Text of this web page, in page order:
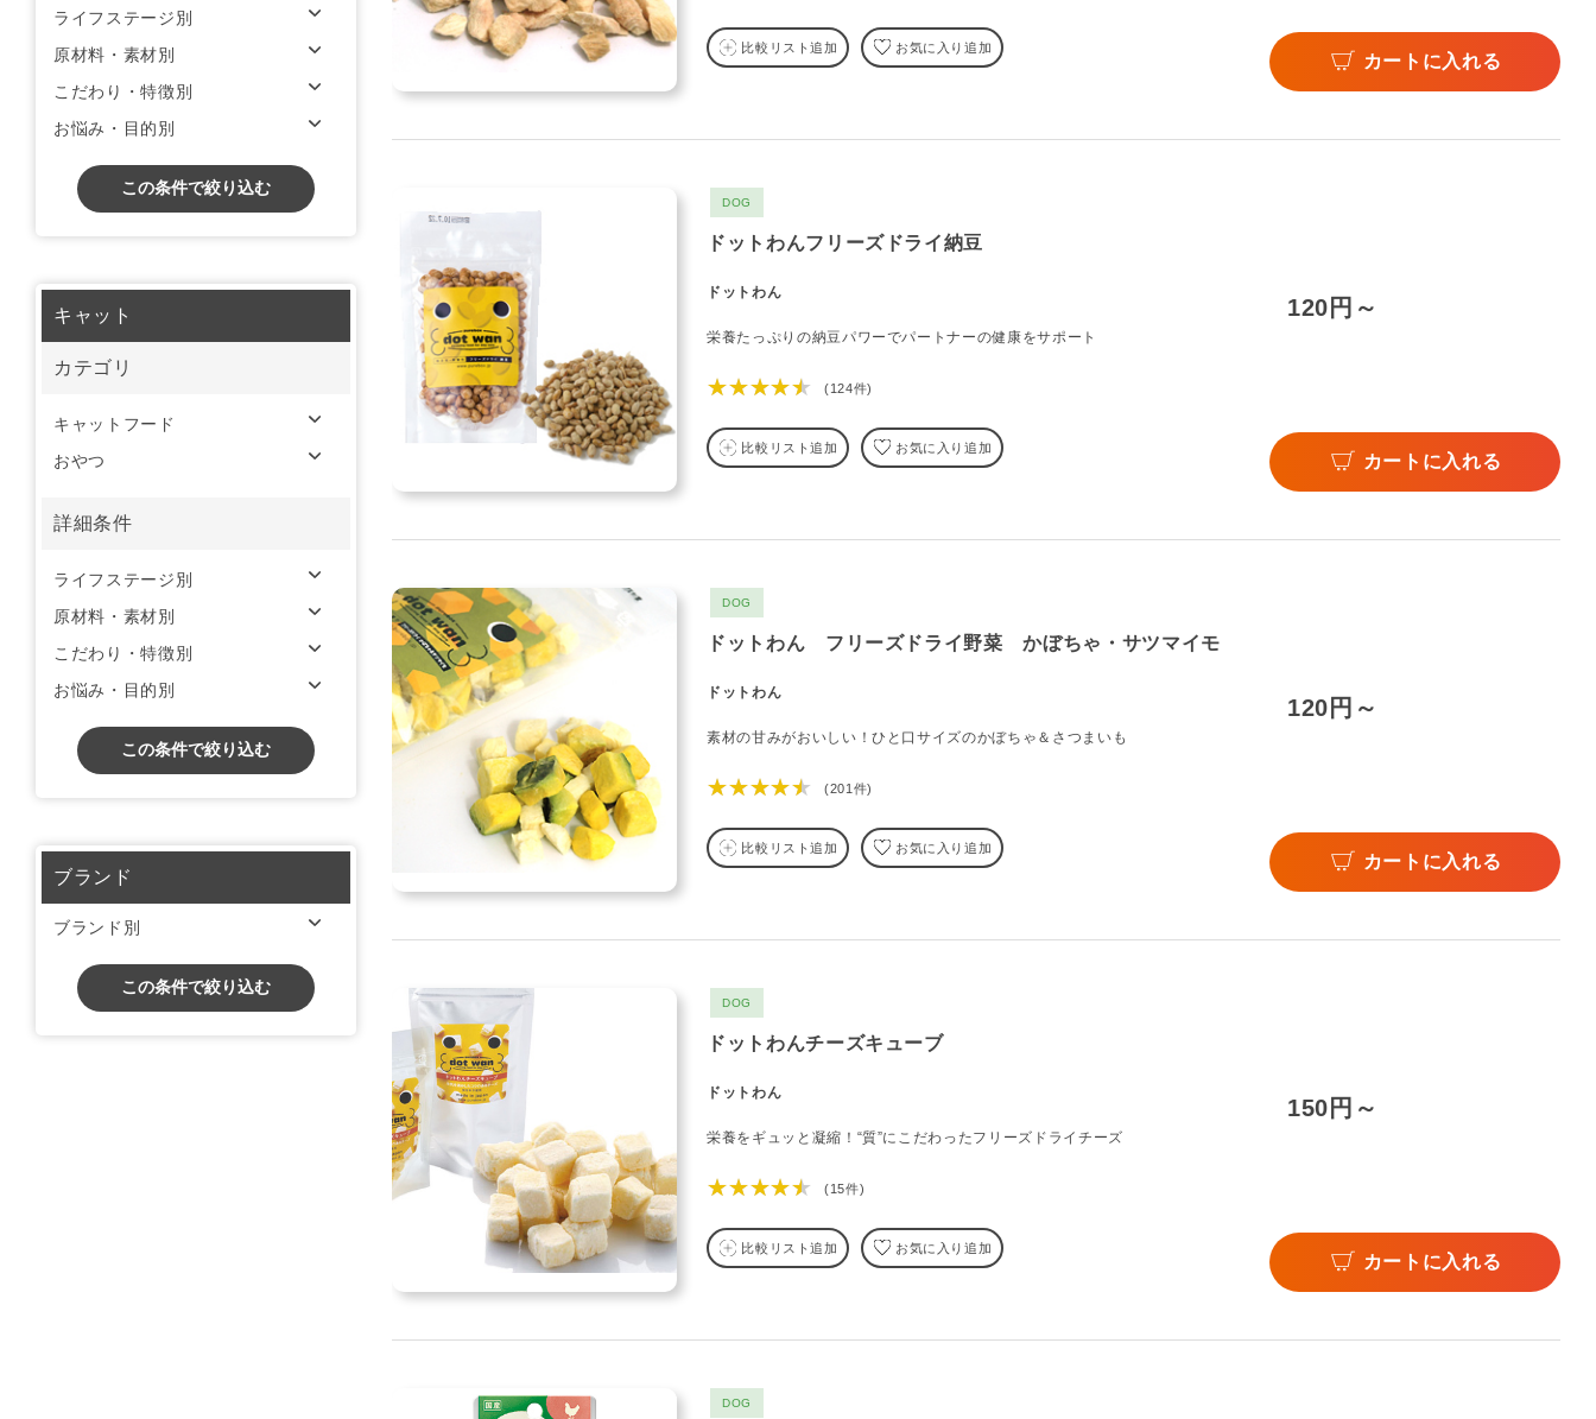
比較リスト追加 お気に入り追加
カートに入れる
DOG
ドットわんフリーズドライ納豆
ドットわん
栄養たっぷりの納豆パワーでパートナーの健康をサポート
★★★★★ (124件)
比較リスト追加 お気に入り追加
120円～
カートに入れる
DOG
ドットわん フリーズドライ野菜 かぼちゃ・サツマイモ
ドットわん
素材の甘みがおいしい！ひと口サイズのかぼちゃ＆さつまいも
★★★★★ (201件)
比較リスト追加 お気に入り追加
120円～
カートに入れる
DOG
ドットわんチーズキューブ
ドットわん
栄養をギュッと凝縮！“質”にこだわったフリーズドライチーズ
★★★★★ (15件)
比較リスト追加 お気に入り追加
150円～
カートに入れる
DOG
ライフステージ別
原材料・素材別
こだわり・特徴別
お悩み・目的別
この条件で絞り込む
キャット
カテゴリ
キャットフード
おやつ
詳細条件
ライフステージ別
原材料・素材別
こだわり・特徴別
お悩み・目的別
この条件で絞り込む
ブランド
ブランド別
この条件で絞り込む